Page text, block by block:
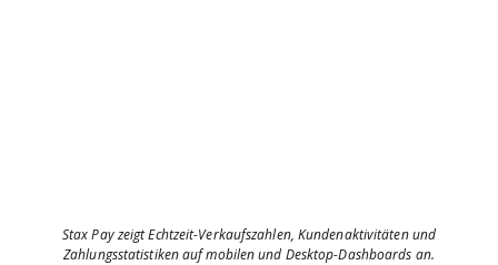
Stax Pay zeigt Echtzeit-Verkaufszahlen, Kundenaktivitäten und
Zahlungsstatistiken auf mobilen und Desktop-Dashboards an.